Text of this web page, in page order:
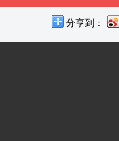
分享到：